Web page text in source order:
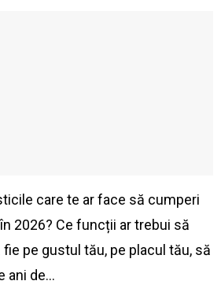
care te ar face să cumperi
2026? Ce funcții ar trebui să
pe gustul tău, pe placul tău, să
ani de…